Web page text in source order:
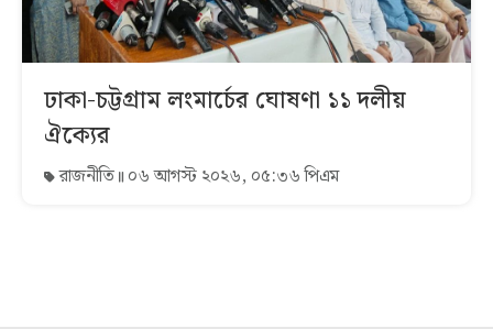
ঢাকা-চট্টগ্রাম লংমার্চের ঘোষণা ১১ দলীয়
ঐক্যের
রাজনীতি ০৬ আগস্ট ২০২৬, ০৫:৩৬ পিএম